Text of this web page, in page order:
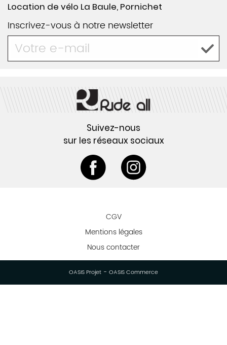
Location de vélo La Baule, Pornichet
Inscrivez-vous à notre newsletter
Suivez-nous
sur les réseaux sociaux
CGV
Mentions légales
Nous contacter
OASIS Projet - OASIS Commerce